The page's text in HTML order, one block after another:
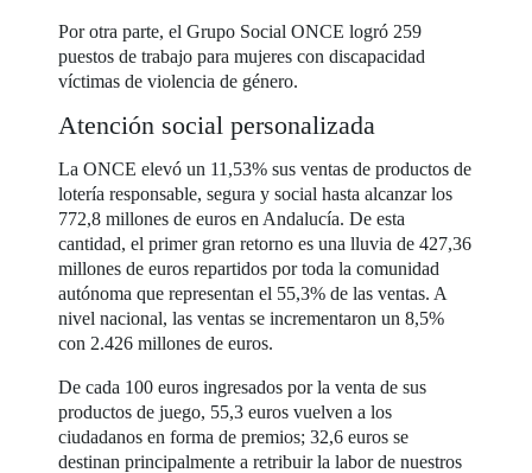
Por otra parte, el Grupo Social ONCE logró 259
puestos de trabajo para mujeres con discapacidad
víctimas de violencia de género.
Atención social personalizada
La ONCE elevó un 11,53% sus ventas de productos de
lotería responsable, segura y social hasta alcanzar los
772,8 millones de euros en Andalucía. De esta
cantidad, el primer gran retorno es una lluvia de 427,36
millones de euros repartidos por toda la comunidad
autónoma que representan el 55,3% de las ventas. A
nivel nacional, las ventas se incrementaron un 8,5%
con 2.426 millones de euros.
De cada 100 euros ingresados por la venta de sus
productos de juego, 55,3 euros vuelven a los
ciudadanos en forma de premios; 32,6 euros se
destinan principalmente a retribuir la labor de nuestros